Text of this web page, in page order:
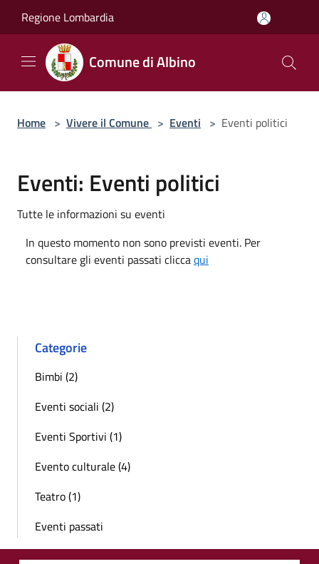
Regione Lombardia
Comune di Albino
Home > Vivere il Comune > Eventi > Eventi politici
Eventi: Eventi politici
Tutte le informazioni su eventi
In questo momento non sono previsti eventi. Per
consultare gli eventi passati cliccaqui
Categorie
Bimbi (2)
Eventi sociali (2)
Eventi Sportivi (1)
Evento culturale (4)
Teatro (1)
Eventi passati